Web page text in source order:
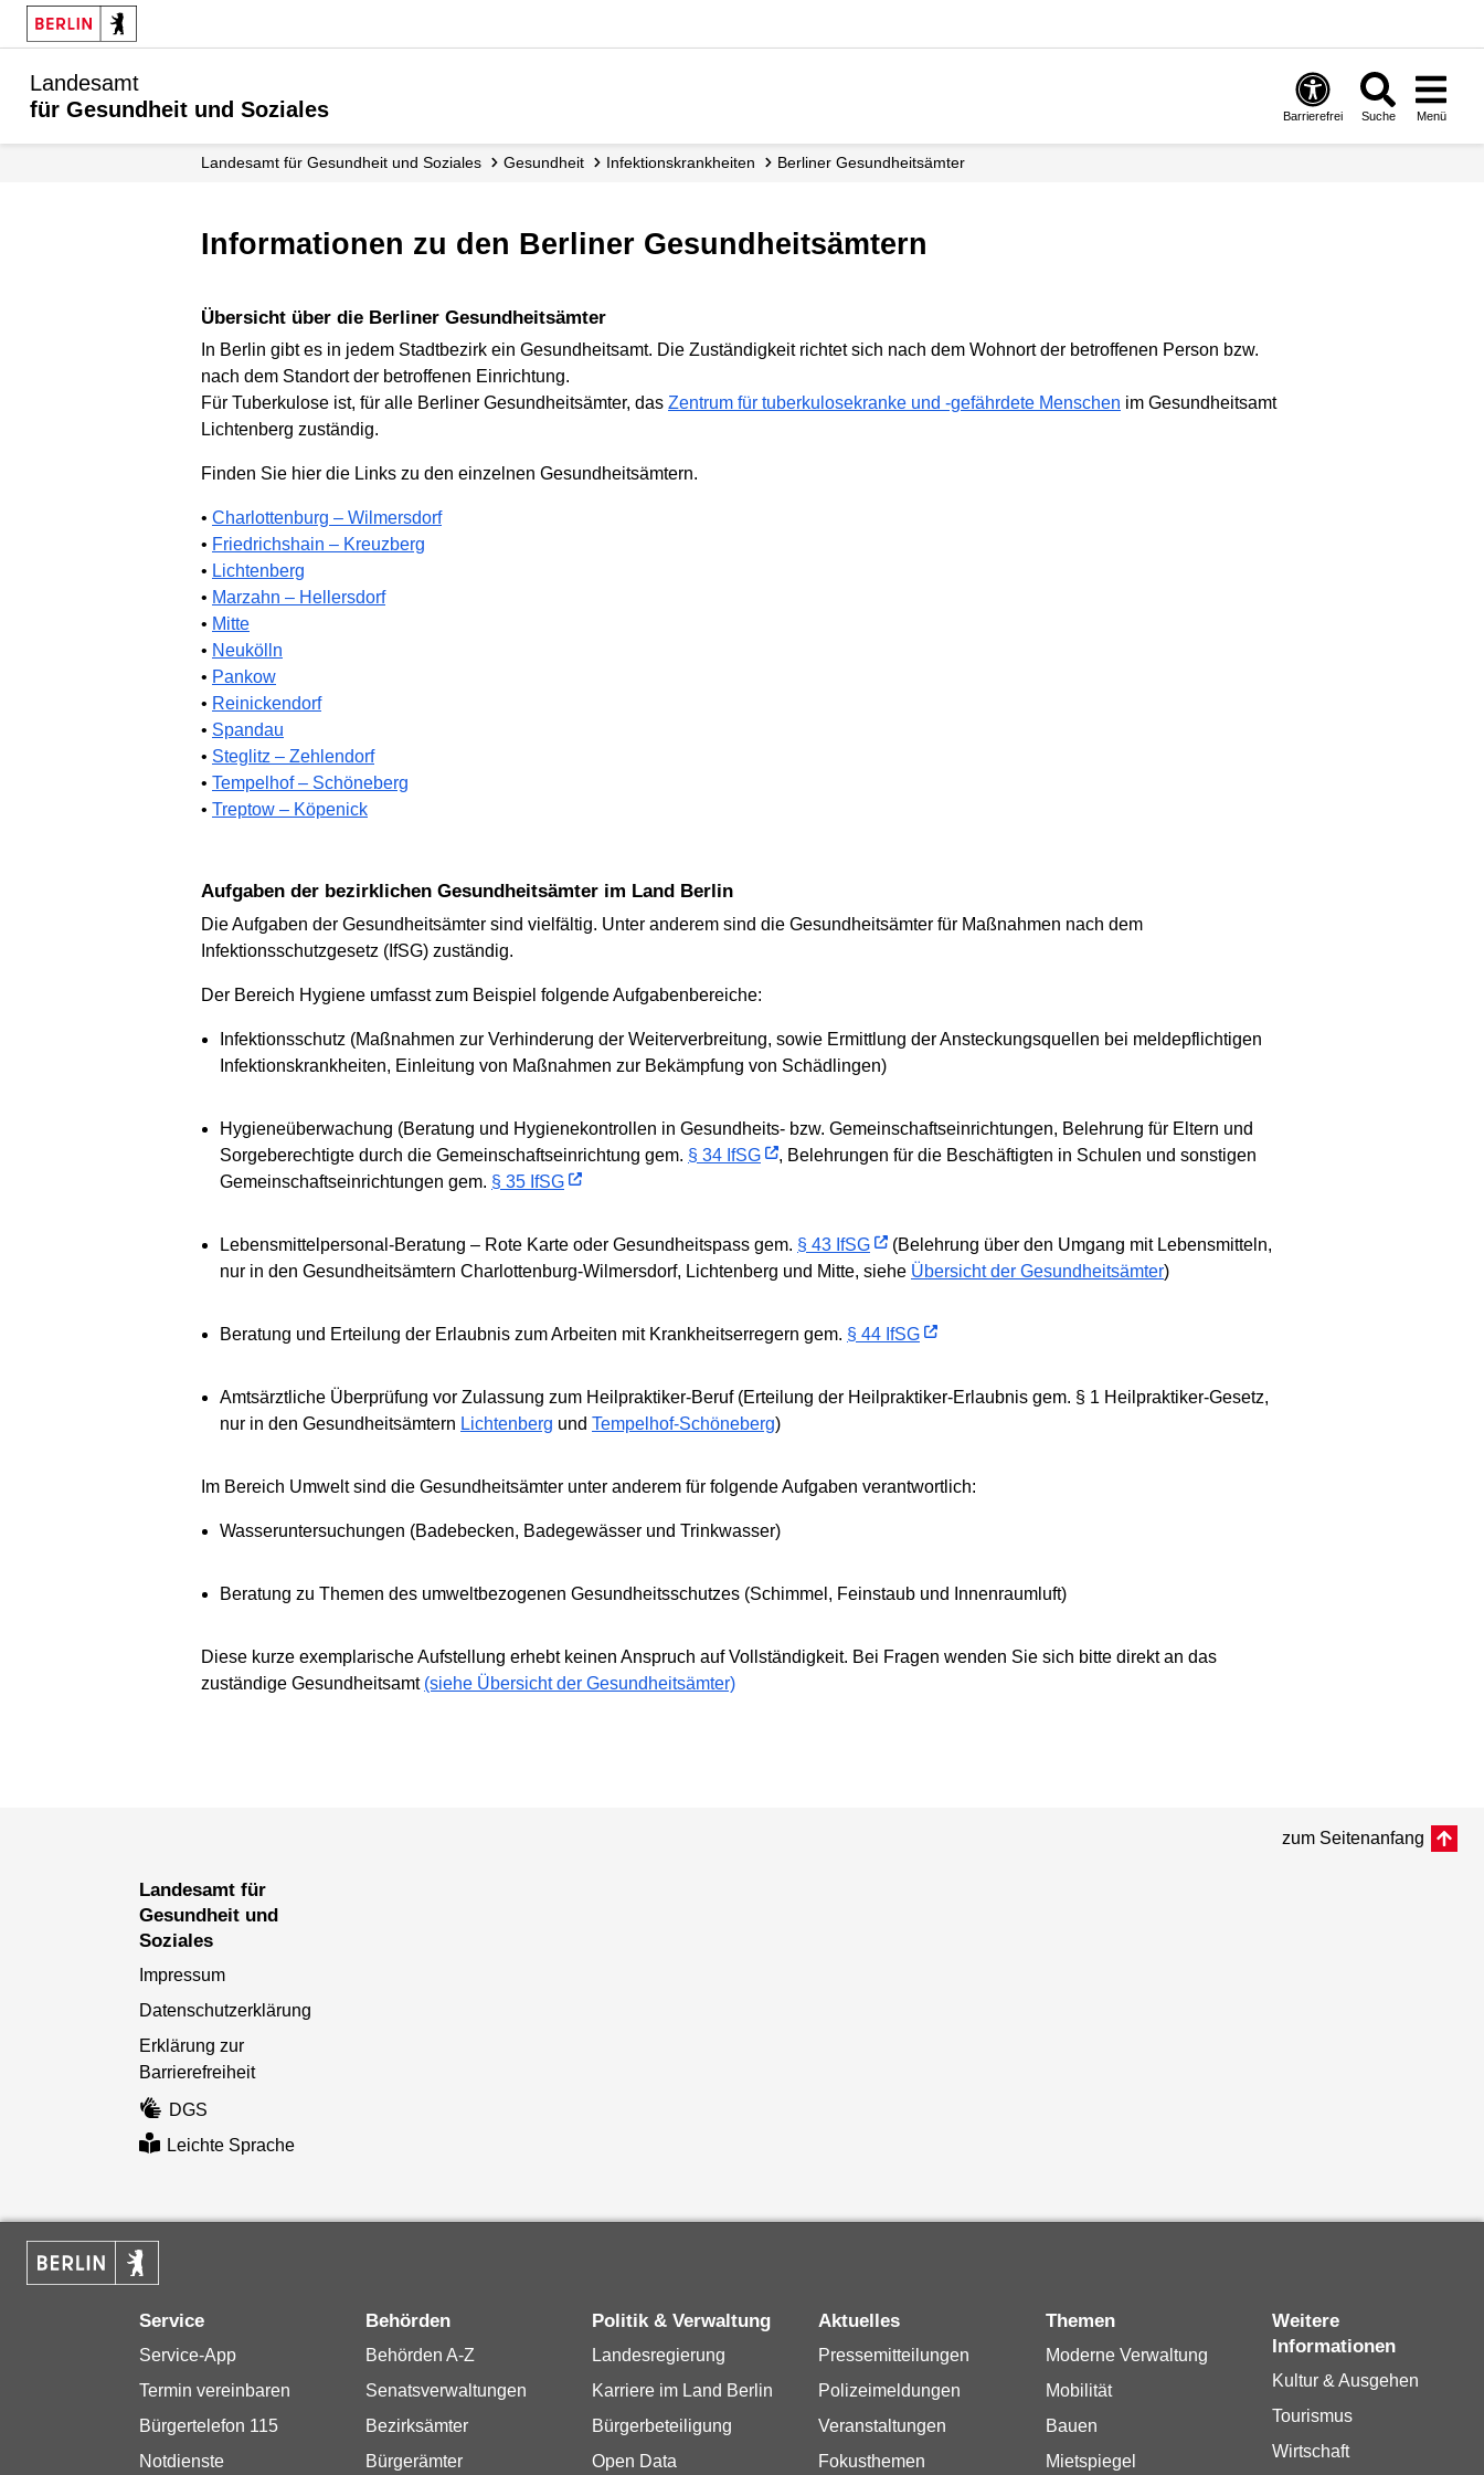
Landesamt
für Gesundheit und Soziales
Barrierefrei Suche Menü
Landesamt für Gesundheit und Soziales Gesundheit Infektions­krankheiten Berliner Gesundheits­ämter
Informationen zu den Berliner Gesundheitsämtern
Übersicht über die Berliner Gesundheitsämter
In Berlin gibt es in jedem Stadtbezirk ein Gesundheitsamt. Die Zuständigkeit richtet sich nach dem Wohnort der betroffenen Person bzw.
nach dem Standort der betroffenen Einrichtung.
Für Tuberkulose ist, für alle Berliner Gesundheitsämter, das Zentrum für tuberkulosekranke und -gefährdete Menschen im Gesundheitsamt
Lichtenberg zuständig.
Finden Sie hier die Links zu den einzelnen Gesundheitsämtern.
• Charlottenburg – Wilmersdorf
• Friedrichshain – Kreuzberg
• Lichtenberg
• Marzahn – Hellersdorf
• Mitte
• Neukölln
• Pankow
• Reinickendorf
• Spandau
• Steglitz – Zehlendorf
• Tempelhof – Schöneberg
• Treptow – Köpenick
Aufgaben der bezirklichen Gesundheitsämter im Land Berlin
Die Aufgaben der Gesundheitsämter sind vielfältig. Unter anderem sind die Gesundheitsämter für Maßnahmen nach dem
Infektionsschutzgesetz (IfSG) zuständig.
Der Bereich Hygiene umfasst zum Beispiel folgende Aufgabenbereiche:
Infektionsschutz (Maßnahmen zur Verhinderung der Weiterverbreitung, sowie Ermittlung der Ansteckungsquellen bei meldepflichtigen
Infektionskrankheiten, Einleitung von Maßnahmen zur Bekämpfung von Schädlingen)
Hygieneüberwachung (Beratung und Hygienekontrollen in Gesundheits- bzw. Gemeinschaftseinrichtungen, Belehrung für Eltern und
Sorgeberechtigte durch die Gemeinschaftseinrichtung gem. § 34 IfSG
, Belehrungen für die Beschäftigten in Schulen und sonstigen
Gemeinschaftseinrichtungen gem. § 35 IfSG
Lebensmittelpersonal-Beratung – Rote Karte oder Gesundheitspass gem. § 43 IfSG
(Belehrung über den Umgang mit Lebensmitteln,
nur in den Gesundheitsämtern Charlottenburg-Wilmersdorf, Lichtenberg und Mitte, siehe Übersicht der Gesundheitsämter)
Beratung und Erteilung der Erlaubnis zum Arbeiten mit Krankheitserregern gem. § 44 IfSG
Amtsärztliche Überprüfung vor Zulassung zum Heilpraktiker-Beruf (Erteilung der Heilpraktiker-Erlaubnis gem. § 1 Heilpraktiker-Gesetz,
nur in den Gesundheitsämtern Lichtenberg und Tempelhof-Schöneberg)
Im Bereich Umwelt sind die Gesundheitsämter unter anderem für folgende Aufgaben verantwortlich:
Wasseruntersuchungen (Badebecken, Badegewässer und Trinkwasser)
Beratung zu Themen des umweltbezogenen Gesundheitsschutzes (Schimmel, Feinstaub und Innenraumluft)
Diese kurze exemplarische Aufstellung erhebt keinen Anspruch auf Vollständigkeit. Bei Fragen wenden Sie sich bitte direkt an das
zuständige Gesundheitsamt (siehe Übersicht der Gesundheitsämter)
zum Seitenanfang
Landesamt für
Gesundheit und
Soziales
Impressum
Datenschutzerklärung
Erklärung zur
Barrierefreiheit
DGS
Leichte Sprache
Service
Service-App
Termin vereinbaren
Bürgertelefon 115
Notdienste
Behörden
Behörden A-Z
Senatsverwaltungen
Bezirksämter
Bürgerämter
Politik & Verwaltung
Landesregierung
Karriere im Land Berlin
Bürgerbeteiligung
Open Data
Aktuelles
Pressemitteilungen
Polizeimeldungen
Veranstaltungen
Fokusthemen
Themen
Moderne Verwaltung
Mobilität
Bauen
Mietspiegel
Weitere
Informationen
Kultur & Ausgehen
Tourismus
Wirtschaft